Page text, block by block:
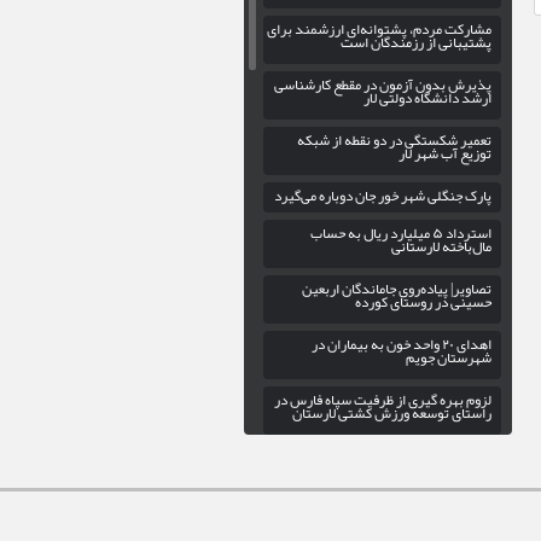
مشارکت مردم، پشتوانه‌ای ارزشمند برای
پشتیبانی از رزمندگان است
پذیرش بدون آزمون در مقطع کارشناسی
ارشد دانشگاه دولتی لار
تعمیر شکستگی در دو نقطه از شبکه
توزیع آب شهر لار
پارک جنگلی شهر خور جان دوباره می‌گیرد
استرداد ۵ میلیارد ریال به حسابمال‌باخته لارستانی
تصاویر| پیاده‌روی جاماندگان اربعین
حسینی در روستای کورده
اهدای ۲۰ واحد خون به بیماران درشهرستان جویم
لزوم بهره‌ گیری از ظرفیت سپاه فارس در
راستای توسعه ورزش کشتی لارستان